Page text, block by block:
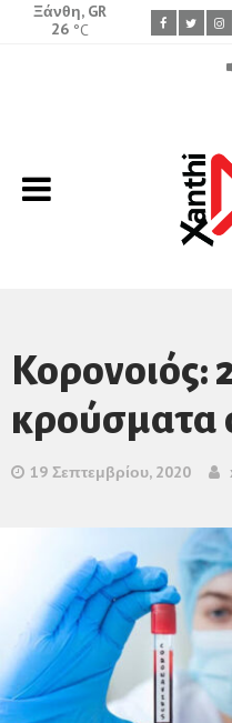
Ξάνθη, GR
26 °C
Κορονοιός:
κρούσματα
19 Σεπτεμβρίου, 2020